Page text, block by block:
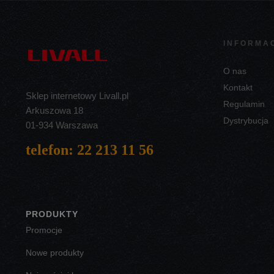
Sklep internetowy Livall.pl
Arkuszowa 18
01-934 Warszawa
telefon: 22 213 11 56
O nas
Kontakt
Regulamin
Dystrybucja
PRODUKTY
Promocje
Nowe produkty